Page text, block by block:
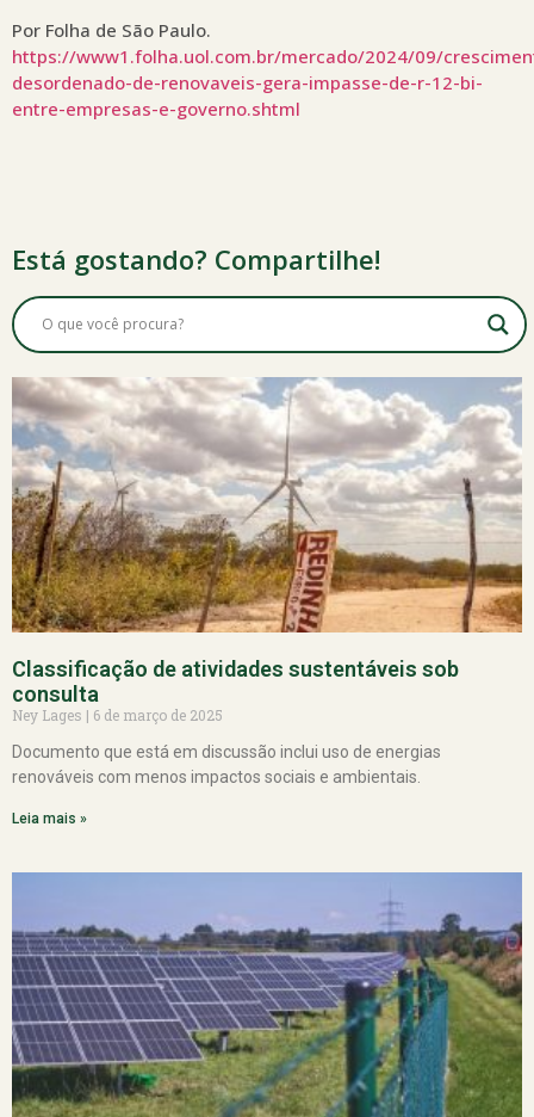
Por Folha de São Paulo.
https://www1.folha.uol.com.br/mercado/2024/09/
desordenado-de-renovaveis-gera-impasse-de-r-12-bi-
entre-empresas-e-governo.shtml
Está gostando? Compartilhe!
Classificação de atividades sustentáveis sob
consulta
Ney Lages
6 de março de 2025
Documento que está em discussão inclui uso de energias
renováveis com menos impactos sociais e ambientais.
Leia mais »